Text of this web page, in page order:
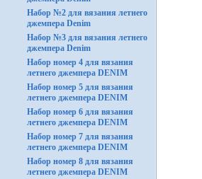
Набор №2 для вязания летнего
джемпера Denim
Набор №3 для вязания летнего
джемпера Denim
Набор номер 4 для вязания
летнего джемпера DENIM
Набор номер 5 для вязания
летнего джемпера DENIM
Набор номер 6 для вязания
летнего джемпера DENIM
Набор номер 7 для вязания
летнего джемпера DENIM
Набор номер 8 для вязания
летнего джемпера DENIM